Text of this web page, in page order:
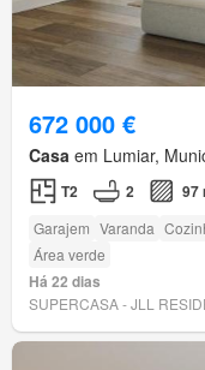
672 000 €
Casa em Lumiar,
T2 2 97
Garajem Varanda
Área verde
Há 22 dias
SUPERCASA - JLL